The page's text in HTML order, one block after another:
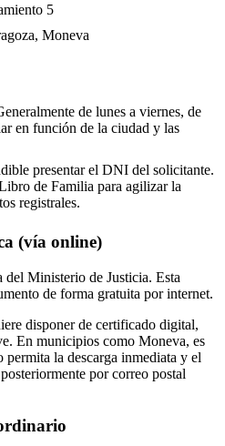
5
Moneva
de lunes a viernes, de
en función de la ciudad y las
presentar el DNI del solicitante.
de Familia para agilizar la
registrales.
(vía online)
del Ministerio de Justicia. Esta
de forma gratuita por internet.
disponer de certificado digital,
En municipios como Moneva, es
permita la descarga inmediata y el
por correo postal